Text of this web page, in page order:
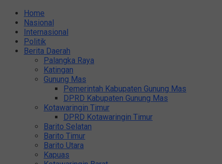
Home
Nasional
Internasional
Politik
Berita Daerah
Palangka Raya
Katingan
Gunung Mas
Pemerintah Kabupaten Gunung Mas
DPRD Kabupaten Gunung Mas
Kotawaringin Timur
DPRD Kotawaringin Timur
Barito Selatan
Barito Timur
Barito Utara
Kapuas